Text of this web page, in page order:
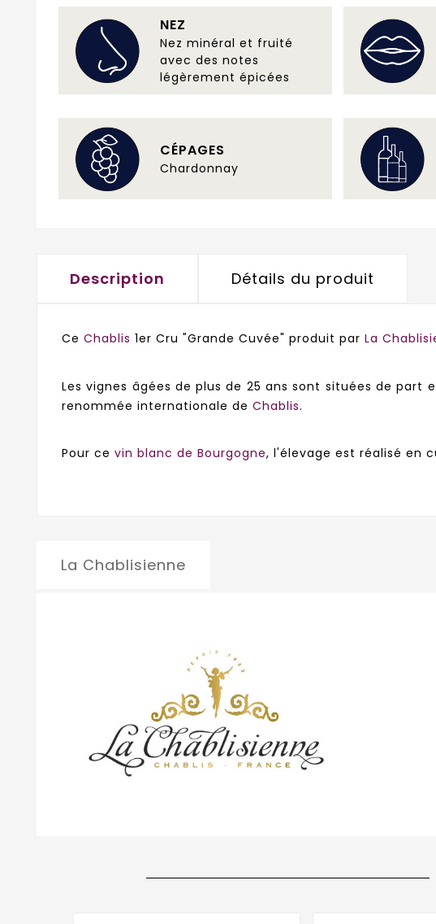
NEZ
Nez minéral et fruité
avec des notes
légèrement épicées
CÉPAGES
Chardonnay
Description Détails du produit
Ce Chablis 1er Cru "Grande Cuvée" produit par La
Les vignes âgées de plus de 25 ans sont situées de
renommée internationale de Chablis.
Pour ce vin blanc de Bourgogne, l'élevage est réalisé en
La Chablisienne